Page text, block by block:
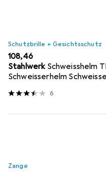
Schutzbrille + Gesichtsschutz
EUR
108,46
Stahlwerk Schweisshelm
Schweisserhelm
6
Zange